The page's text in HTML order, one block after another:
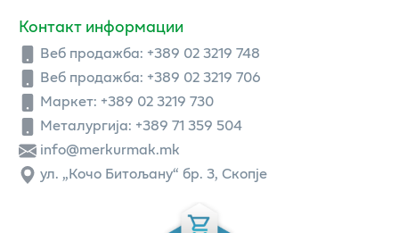
Контакт информации
Веб продажба: +389 02 3219 748
Веб продажба: +389 02 3219 706
Маркет: +389 02 3219 730
Металургија: +389 71 359 504
info@merkurmak.mk
ул. „Кочо Битољану“ бр. 3, Скопје